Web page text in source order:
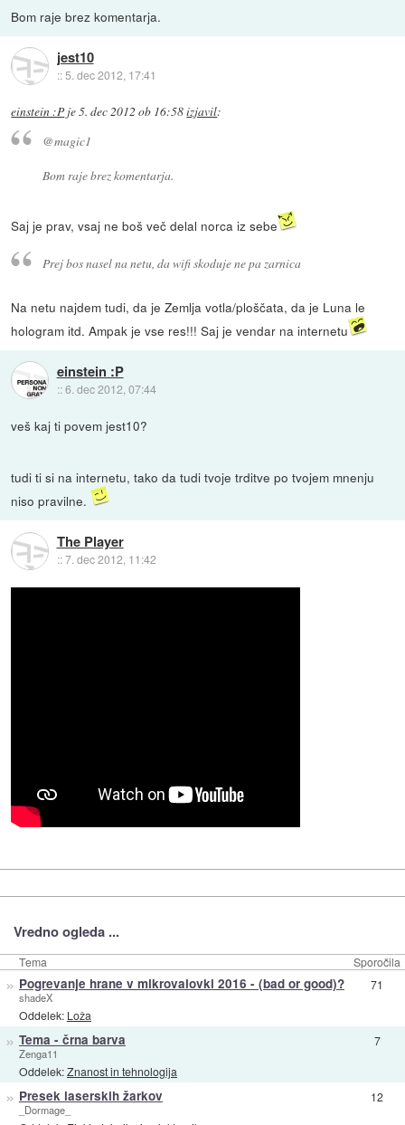
Bom raje brez komentarja.
jest10
::5. dec 2012, 17:41
einstein :P je5. dec 2012 ob 16:58izjavil:
@magic1
Bom raje brez komentarja.
Saj je prav, vsaj ne boš več delal norca iz sebe
Prej bos nasel na netu, da wifi skoduje ne pa zarnica
Na netu najdem tudi, da je Zemlja votla/ploščata, da je Luna le
hologram itd. Ampak je vse res!!! Saj je vendar na internetu
einstein :P
::6. dec 2012, 07:44
veš kaj ti povem jest10?
tudi ti si na internetu, tako da tudi tvoje trditve po tvojem mnenju
niso pravilne.
The Player
::7. dec 2012, 11:42
Vredno ogleda ...
Tema Sporočila
» Pogrevanje hrane v mikrovalovki 2016 - (bad or good)?
shadeX
Oddelek: Loža
71
» Tema - črna barva
Zenga11
Oddelek:Znanost in tehnologija
7
» Presek laserskih žarkov
_Dormage_
12